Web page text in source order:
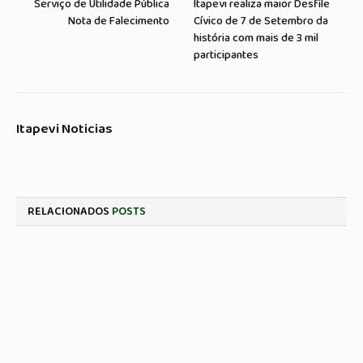
Serviço de Utilidade Pública
Nota de Falecimento
Itapevi realiza maior Desfile
Cívico de 7 de Setembro da
história com mais de 3 mil
participantes
Itapevi Noticias
RELACIONADOS POSTS